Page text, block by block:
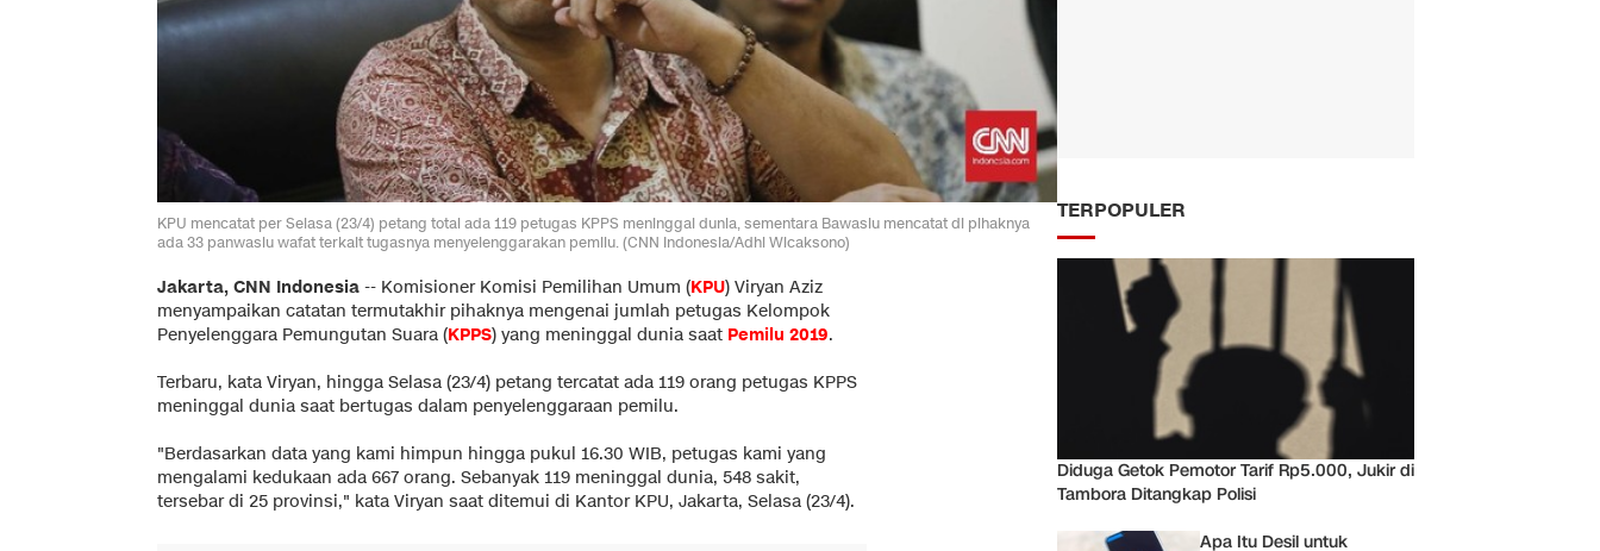
KPU mencatat per Selasa (23/4) petang total ada 119 petugas KPPS meninggal dunia, sementara Bawaslu mencatat di pihaknya
ada 33 panwaslu wafat terkait tugasnya menyelenggarakan pemilu. (CNN Indonesia/Adhi Wicaksono)
Jakarta, CNN Indonesia -- Komisioner Komisi Pemilihan Umum (KPU) Viryan Aziz
menyampaikan catatan termutakhir pihaknya mengenai jumlah petugas Kelompok
Penyelenggara Pemungutan Suara (KPPS) yang meninggal dunia saat Pemilu 2019.
Terbaru, kata Viryan, hingga Selasa (23/4) petang tercatat ada 119 orang petugas KPPS
meninggal dunia saat bertugas dalam penyelenggaraan pemilu.
"Berdasarkan data yang kami himpun hingga pukul 16.30 WIB, petugas kami yang
mengalami kedukaan ada 667 orang. Sebanyak 119 meninggal dunia, 548 sakit,
tersebar di 25 provinsi," kata Viryan saat ditemui di Kantor KPU, Jakarta, Selasa (23/4).
TERPOPULER
Diduga Getok Pemotor Tarif Rp5.000, Jukir di
Tambora Ditangkap Polisi
Apa Itu Desil untuk